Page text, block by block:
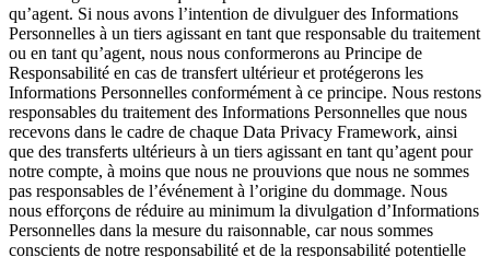
qu’agent. Si nous avons l’intention de divulguer des Informations
Personnelles à un tiers agissant en tant que responsable du traitement
ou en tant qu’agent, nous nous conformerons au Principe de
Responsabilité en cas de transfert ultérieur et protégerons les
Informations Personnelles conformément à ce principe. Nous restons
responsables du traitement des Informations Personnelles que nous
recevons dans le cadre de chaque Data Privacy Framework, ainsi
que des transferts ultérieurs à un tiers agissant en tant qu’agent pour
notre compte, à moins que nous ne prouvions que nous ne sommes
pas responsables de l’événement à l’origine du dommage. Nous
nous efforçons de réduire au minimum la divulgation d’Informations
Personnelles dans la mesure du raisonnable, car nous sommes
conscients de notre responsabilité et de la responsabilité potentielle